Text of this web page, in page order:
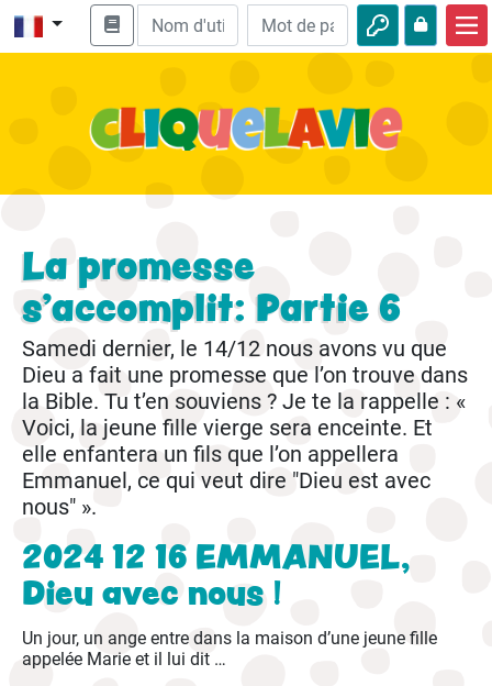
Enseignement biblique
Nature
Aventures
Loisirs
La promesse
s’accomplit: Partie 6
Samedi dernier, le 14/12 nous avons vu que
Dieu a fait une promesse que l’on trouve dans
la Bible. Tu t’en souviens ? Je te la rappelle : «
Voici, la jeune fille vierge sera enceinte. Et
elle enfantera un fils que l’on appellera
Emmanuel, ce qui veut dire "Dieu est avec
nous" ».
2024 12 16 EMMANUEL,
Dieu avec nous !
Un jour, un ange entre dans la maison d’une jeune fille
appelée Marie et il lui dit …